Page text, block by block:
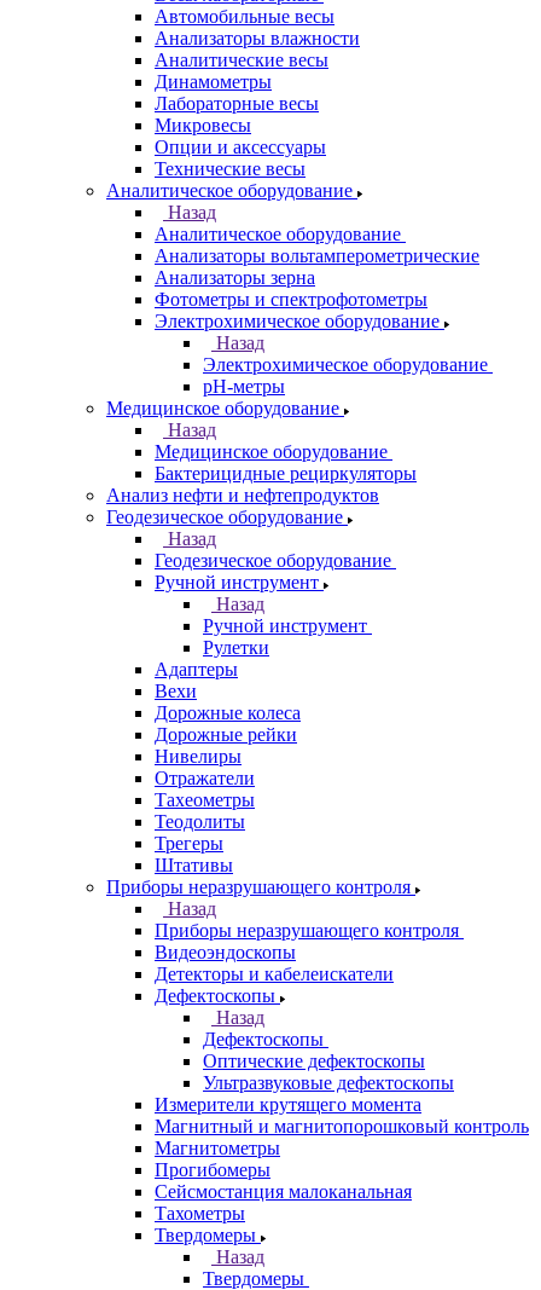
Автомобильные весы
Анализаторы влажности
Аналитические весы
Динамометры
Лабораторные весы
Микровесы
Опции и аксессуары
Технические весы
Аналитическое оборудование
Назад
Аналитическое оборудование
Анализаторы вольтамперометрические
Анализаторы зерна
Фотометры и спектрофотометры
Электрохимическое оборудование
Назад
Электрохимическое оборудование
pH-метры
Медицинское оборудование
Назад
Медицинское оборудование
Бактерицидные рециркуляторы
Анализ нефти и нефтепродуктов
Геодезическое оборудование
Назад
Геодезическое оборудование
Ручной инструмент
Назад
Ручной инструмент
Рулетки
Адаптеры
Вехи
Дорожные колеса
Дорожные рейки
Нивелиры
Отражатели
Тахеометры
Теодолиты
Трегеры
Штативы
Приборы неразрушающего контроля
Назад
Приборы неразрушающего контроля
Видеоэндоскопы
Детекторы и кабелеискатели
Дефектоскопы
Назад
Дефектоскопы
Оптические дефектоскопы
Ультразвуковые дефектоскопы
Измерители крутящего момента
Магнитный и магнитопорошковый контроль
Магнитометры
Прогибомеры
Сейсмостанция малоканальная
Тахометры
Твердомеры
Назад
Твердомеры